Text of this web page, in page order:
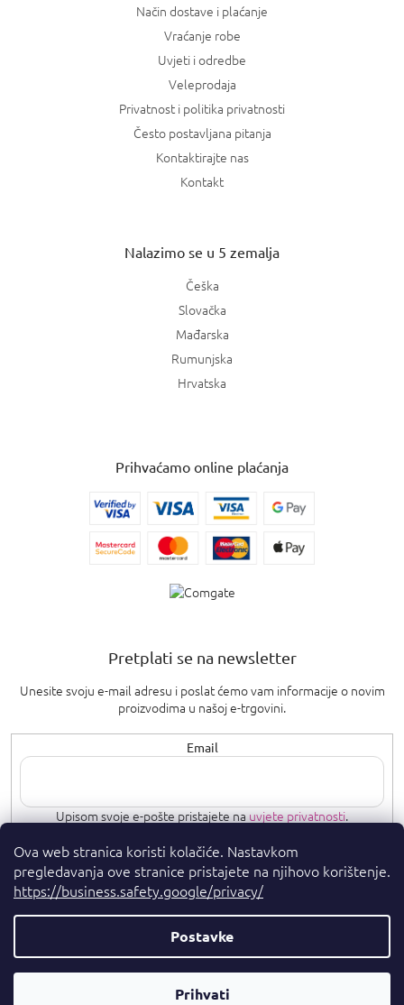
Ova web stranica koristi kolačiće. Nastavkom
pregledavanja ove stranice pristajete na njihovo korištenje.
https://business.safety.google/privacy/
Postavke
Prihvati
Način dostave i plaćanje
Vraćanje robe
Uvjeti i odredbe
Veleprodaja
Privatnost i politika privatnosti
Često postavljana pitanja
Kontaktirajte nas
Kontakt
Nalazimo se u 5 zemalja
Češka
Slovačka
Mađarska
Rumunjska
Hrvatska
Prihvaćamo online plaćanja
Pretplati se na newsletter
Unesite svoju e-mail adresu i poslat ćemo vam informacije o novim
proizvodima u našoj e-trgovini.
Email
Upisom svoje e-pošte pristajete nauvjete privatnosti.
PRETPLATI SE
Kreirao Shoptet Premium
Autorska prava 2026Parfumshop.hr. Sva prava pridržana.